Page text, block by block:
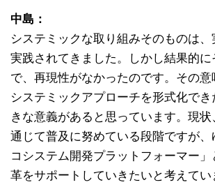
中島：
システミックな取り組みそのものは
実践されてきました。しかし結果的
で、再現性がなかったのです。その
システミックアプローチを形式化で
きな意義があると思っています。現
通じて普及に努めている段階ですが
コシステム開発プラットフォーマー
革をサポートしていきたいと考えてい